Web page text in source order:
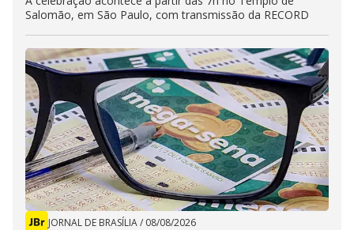
Salomão, em São Paulo, com transmissão da RECORD
JORNAL DE BRASÍLIA/ 08/08/2026